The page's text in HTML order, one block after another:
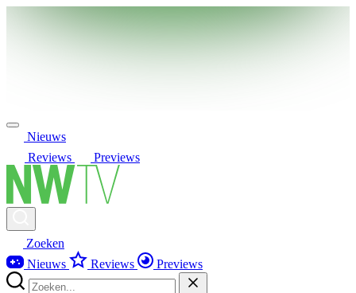
Nieuws
Reviews
Previews
Zoeken
Nieuws
Reviews Previews